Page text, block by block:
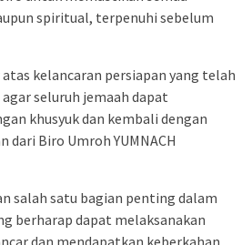
spiritual, terpenuhi sebelum
kelancaran persiapan yang telah
seluruh jemaah dapat
khusyuk dan kembali dengan
dari Biro Umroh YUMNACH
salah satu bagian penting dalam
berharap dapat melaksanakan